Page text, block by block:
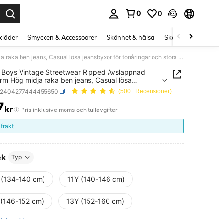
0 0
Smycken & Accessoarer Skönhet & hälsa Skor Curve
Tween Boys Vintage Streetwear Ripped Avslappnad passform Hög midja raka ben jeans, Casual lösa jeansbyxor för tonåringar och stora barn
Boys Vintage Streetwear Ripped Avslappnad
Hög midja raka ben jeans, Casual lösa
för tonåringar och stora barn
(500+ Recensioner)
AND AVAILABILITY
kr Pris inklusive moms och tullavgifter
frakt
Typ
(134-140 cm) 11Y (140-146 cm)
152 cm) 13Y (152-160 cm)